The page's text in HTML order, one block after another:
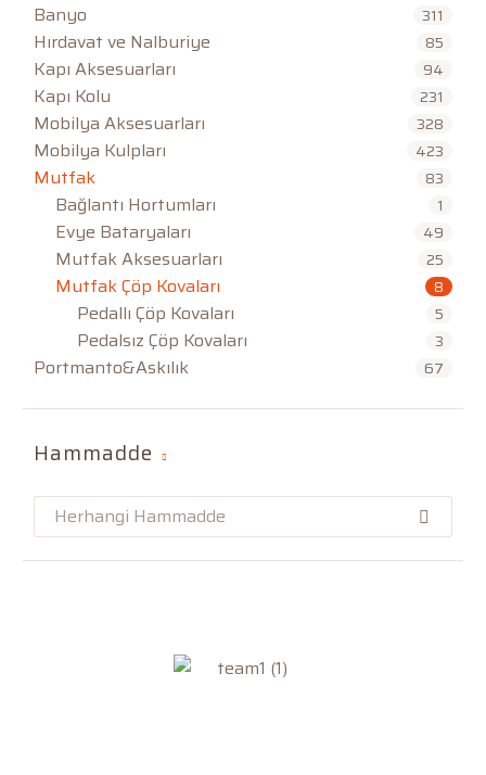
Banyo 311
Hırdavat ve Nalburiye 85
Kapı Aksesuarları 94
Kapı Kolu 231
Mobilya Aksesuarları 328
Mobilya Kulpları 423
Mutfak 83
Bağlantı Hortumları 1
Evye Bataryaları 49
Mutfak Aksesuarları 25
Mutfak Çöp Kovaları 8
Pedallı Çöp Kovaları 5
Pedalsız Çöp Kovaları 3
Portmanto&Askılık 67
Hammadde
Herhangi Hammadde